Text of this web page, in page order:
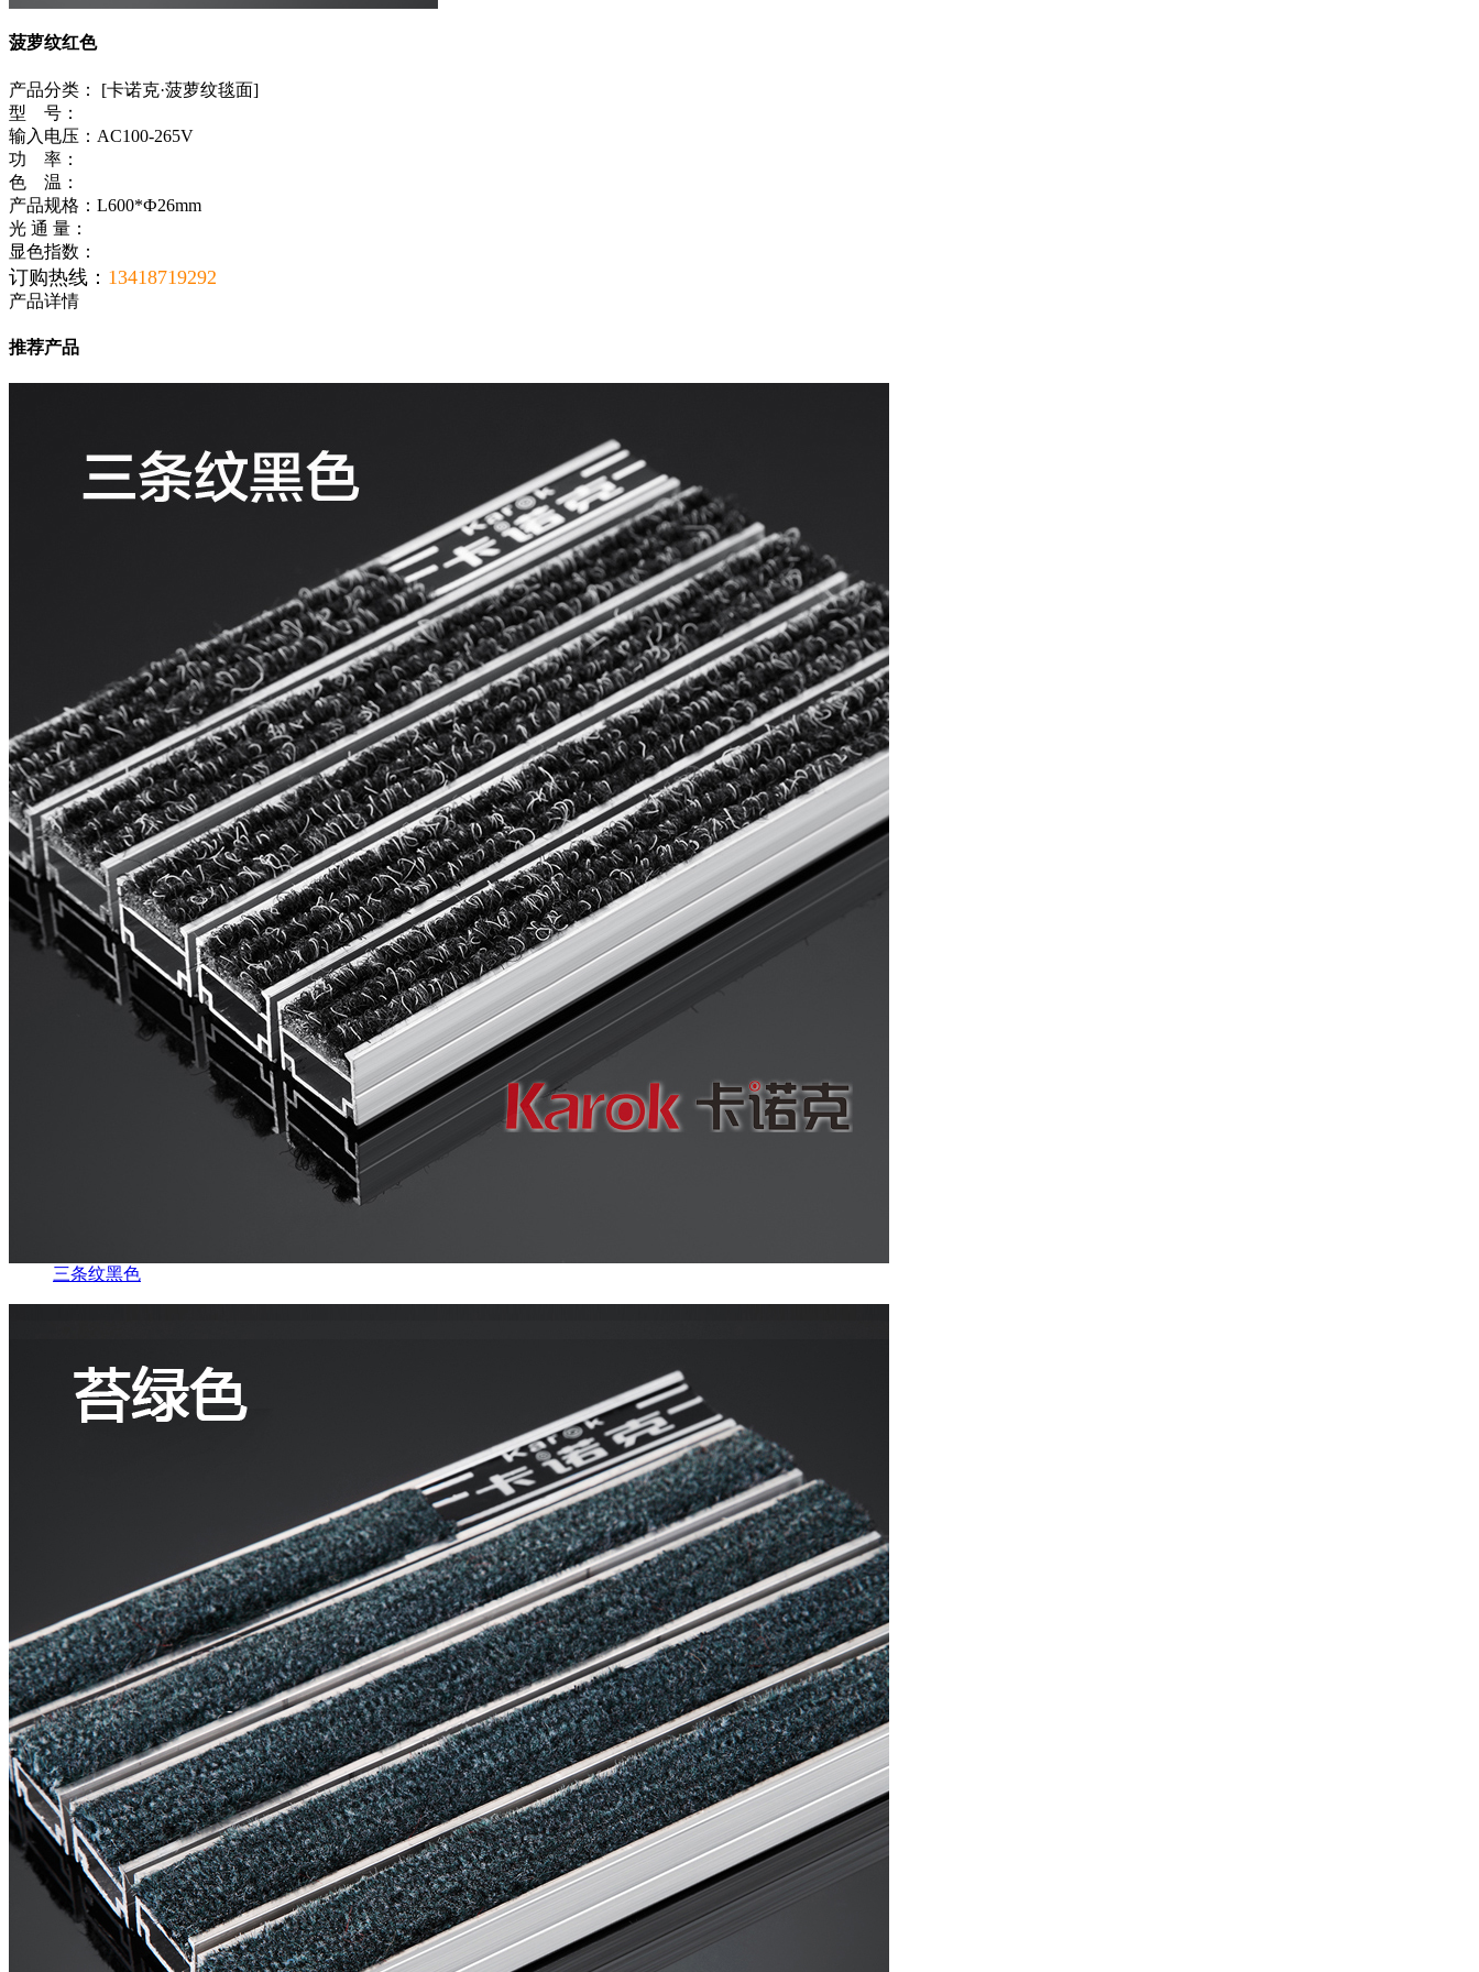
菠萝纹红色
产品分类： [卡诺克·菠萝纹毯面]
型 号：
输入电压：AC100-265V
功 率：
色 温：
产品规格：L600*Ф26mm
光 通 量：
显色指数：
订购热线： 13418719292
产品详情
推荐产品
三条纹黑色